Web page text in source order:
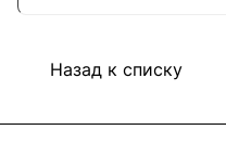
Назад к списку